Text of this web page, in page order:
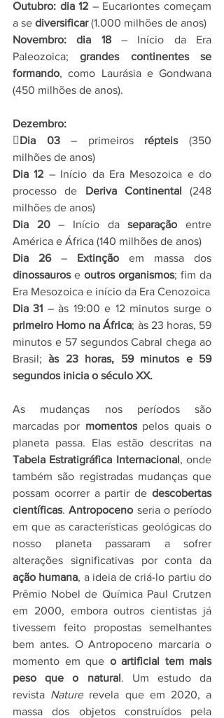
Outubro: dia 12 – Eucariontes começam
a se diversificar (1.000 milhões de anos)
Novembro: dia 18 – Início da Era
Paleozoica; grandes continentes se
formando, como Laurásia e Gondwana
(450 milhões de anos).
Dezembro:
Dia 03 – primeiros répteis (350
milhões de anos)
Dia 12 – Início da Era Mesozoica e do
processo de Deriva Continental (248
milhões de anos)
Dia 20 – Início da separação entre
América e África (140 milhões de anos)
Dia 26 – Extinção
dinossauros e outros organismos; fim da
Era Mesozoica e início da Era Cenozoica
Dia 31
primeiro Homo na África; às 23 horas, 59
minutos e 57 segundos Cabral chega ao
Brasil; às 23 horas, 59 minutos e 59
segundos inicia o século XX.
As mudanças nos períodos são
marcadas por momentos pelos quais o
Tabela Estratigráfica Internacional, onde
também são registradas mudanças que
possam ocorrer a partir de descobertas
científicas. Antropoceno seria o período
em que as características geológicas do
nosso planeta passaram a sofrer
ação humana, a ideia de criá-lo partiu do
Prêmio Nobel de Química Paul Crutzen
em 2000, embora outros cientistas já
tivessem feito propostas semelhantes
bem antes. O Antropoceno marcaria o
momento em que o artificial tem mais
peso que o natural. Um estudo da
revista Nature revela que em 2020, a
massa dos objetos construídos pela